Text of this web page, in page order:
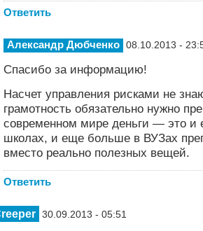
Ответить
Александр Дюбченко 08.10.2013 -
Спасибо за информацию!
Насчет управления рисками не
грамотность обязательно нужно
современном мире деньги — это и
школах, и еще больше в ВУЗах
вместо реально полезных вещей.
Ответить
30.09.2013 - 05:51